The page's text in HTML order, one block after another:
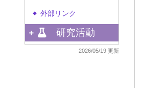
◆ 外部リンク
研究活動
2026/05/19 更新